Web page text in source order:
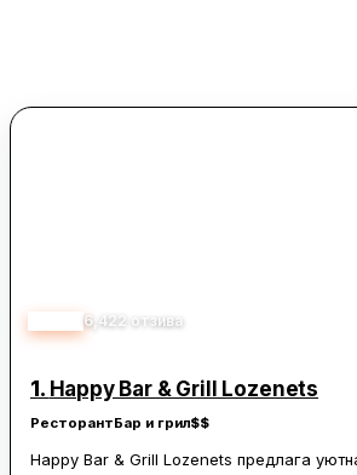
6,422 отзива
1. Happy Bar & Grill Lozenets
РесторантБар и грил$$
Happy Bar & Grill Lozenets предлага